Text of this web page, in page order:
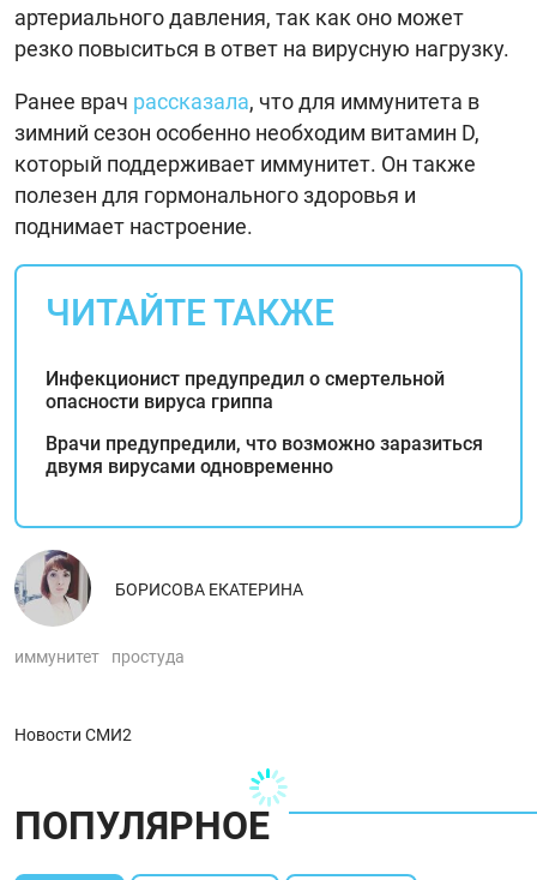
артериального давления, так как оно может
резко повыситься в ответ на вирусную нагрузку.
Ранее врач рассказала, что для иммунитета в
зимний сезон особенно необходим витамин D,
который поддерживает иммунитет. Он также
полезен для гормонального здоровья и
поднимает настроение.
ЧИТАЙТЕ ТАКЖЕ
Инфекционист предупредил о смертельной
опасности вируса гриппа
Врачи предупредили, что возможно заразиться
двумя вирусами одновременно
БОРИСОВА ЕКАТЕРИНА
иммунитет простуда
Новости СМИ2
ПОПУЛЯРНОЕ